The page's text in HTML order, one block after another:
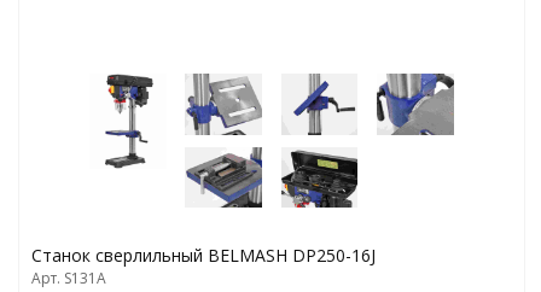
Станок сверлильный BELMASH DP250-16J
Арт. S131A